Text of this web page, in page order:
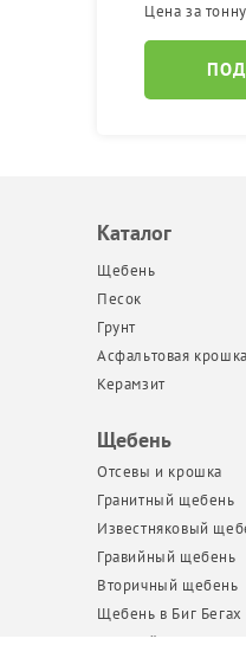
Цена за
Каталог
Щебень
Песок
Грунт
Асфальтовая крошка
Керамзит
Щебень
Отсевы и крошка
Гранитный щебень
Известняковый
Гравийный щебень
Вторичный щебень
Щебень в Биг
Бутовый камень